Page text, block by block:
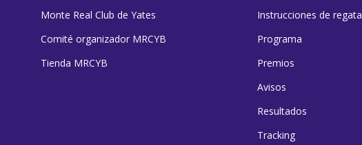
Monte Real Club de Yates
Comité organizador MRCYB
Tienda MRCYB
Instrucciones de regata
Programa
Premios
Avisos
Resultados
Tracking